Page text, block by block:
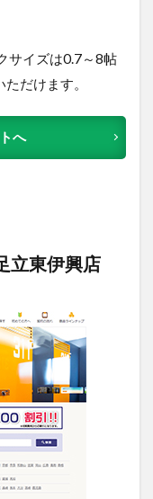
サイズは0.7～8帖
だけます。
へ
立東伊興店